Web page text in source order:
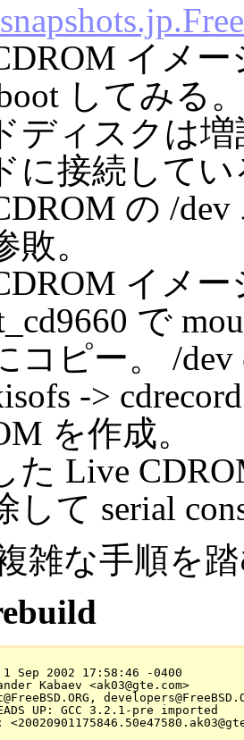
イメ
してみる
ディスクは増
に接続して
の /
敗。
イメー
で
コピー。 /
->
を作成。
た Live
して serial
雑な手順を
Sep 2002 17:58:46 -0400
Kabaev <ak03@gte.com>
UP: GCC 3.2.1-pre imported